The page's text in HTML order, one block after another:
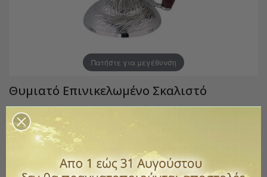
Πατήστε για μεγέθυνση
Θυμιατό Επινικελωμένο Σκαλιστό
Κωδικός 2032-V95ta84N
0,00 €